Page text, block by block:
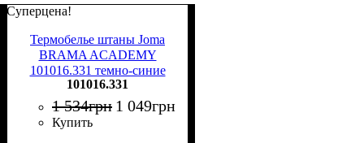
Суперцена!
Термобелье штаны Joma
BRAMA ACADEMY
101016.331 темно-синие
101016.331
1 534грн 1 049грн
Купить